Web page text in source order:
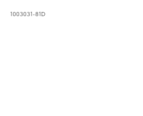
1003031-81D